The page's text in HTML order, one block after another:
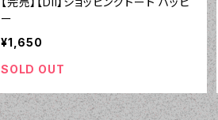
ー
¥1,650
SOLD OUT